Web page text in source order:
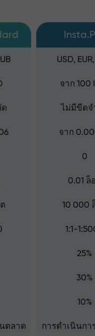
ตลาด
USD,
จาก 100
ไม่มีขีดจ
จาก
0
0.01 ล็
10 000
1:1-
25%
30%
10%
การดำเนินกา